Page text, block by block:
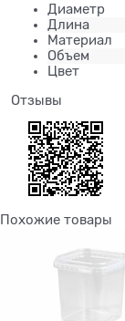
Диаметр
Длина
Материал
Объем
Цвет
Отзывы
Похожие товары